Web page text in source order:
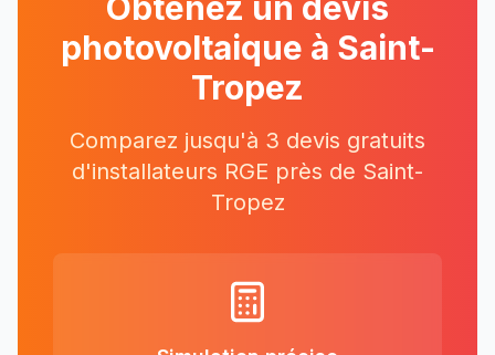
photovoltaique à Saint-
Tropez
Comparez jusqu'à 3 devis gratuits
d'installateurs RGE près de Saint-
Tropez